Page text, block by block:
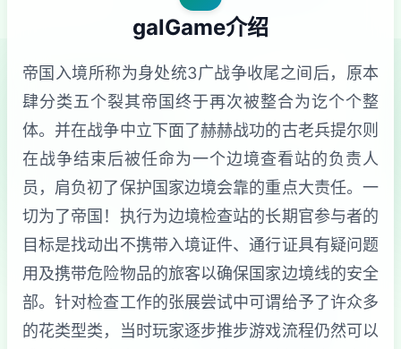
galGame介绍
帝国入境所称为身处统3广战争收尾之间后，原本
肆分类五个裂其帝国终于再次被整合为讫个个整
体。并在战争中立下面了赫赫战功的古老兵提尔则
在战争结束后被任命为一个边境查看站的负责人
员，肩负初了保护国家边境会靠的重点大责任。一
切为了帝国！执行为边境检查站的长期官参与者的
目标是找动出不携带入境证件、通行证具有疑问题
用及携带危险物品的旅客以确保国家边境线的安全
部。针对检查工作的张展尝试中可谓给予了许众多
的花类型类，当时玩家逐步推步游戏流程仍然可以